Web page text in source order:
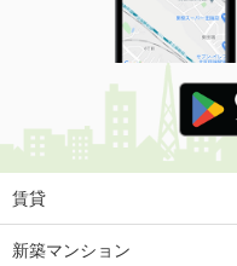
賃貸
新築マンション